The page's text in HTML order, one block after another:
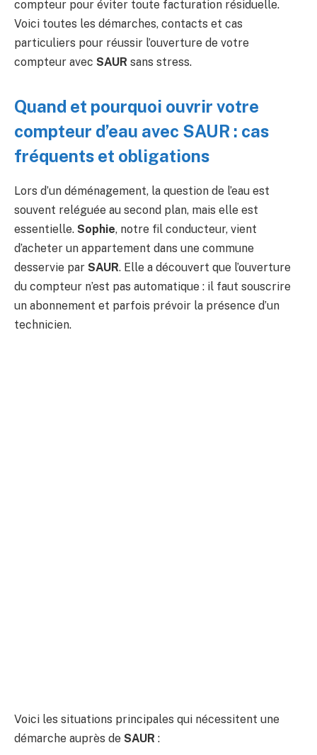
compteur pour éviter toute facturation résiduelle.
Voici toutes les démarches, contacts et cas
particuliers pour réussir l’ouverture de votre
compteur avec SAUR sans stress.
Quand et pourquoi ouvrir votre
compteur d’eau avec SAUR : cas
fréquents et obligations
Lors d’un déménagement, la question de l’eau est
souvent reléguée au second plan, mais elle est
essentielle. Sophie, notre fil conducteur, vient
d’acheter un appartement dans une commune
desservie par SAUR. Elle a découvert que l’ouverture
du compteur n’est pas automatique : il faut souscrire
un abonnement et parfois prévoir la présence d’un
technicien.
Voici les situations principales qui nécessitent une
démarche auprès de SAUR :